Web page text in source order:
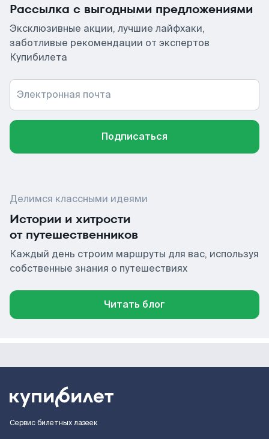
Рассылка с выгодными предложениями
Эксклюзивные акции, лучшие лайфхаки,
заботливые рекомендации от экспертов
Купибилета
Электронная почта
Подписаться
Делимся классными идеями
Истории и хитрости
от путешественников
Каждый день строим маршруты для вас, используя
собственные знания о путешествиях
Читать блог
Сервис билетных лазеек